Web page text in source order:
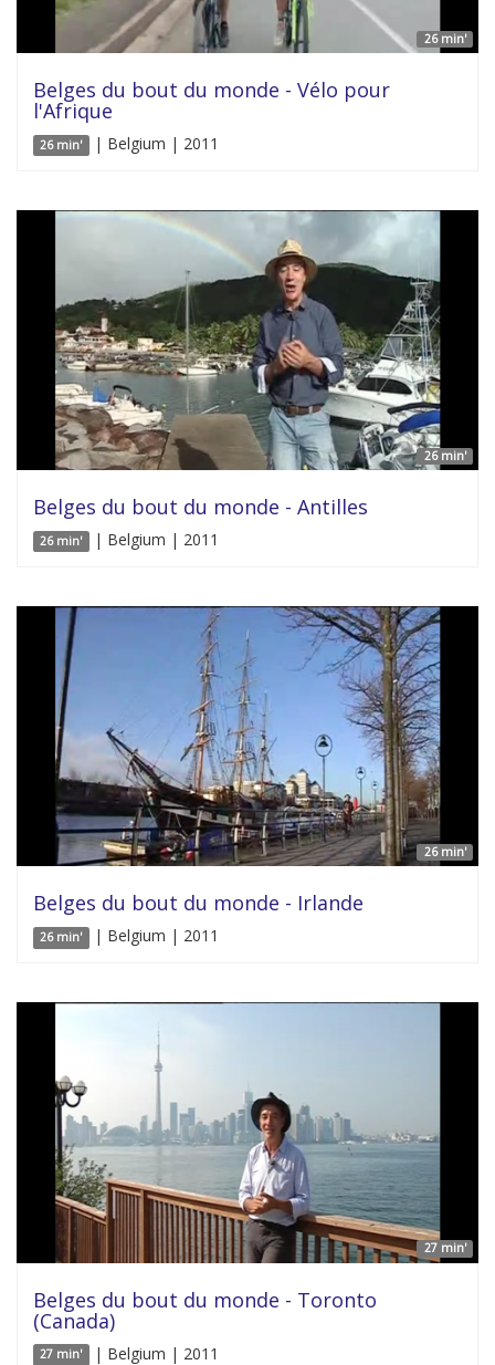
26 min'
Belges du bout du monde - Vélo pour
l'Afrique
26 min' | Belgium | 2011
26 min'
Belges du bout du monde - Antilles
26 min' | Belgium | 2011
26 min'
Belges du bout du monde - Irlande
26 min' | Belgium | 2011
27 min'
Belges du bout du monde - Toronto
(Canada)
27 min' | Belgium | 2011